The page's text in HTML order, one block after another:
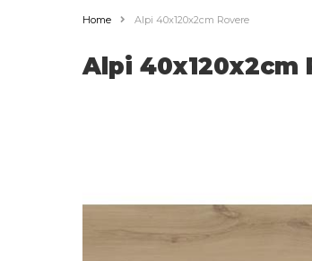
Home Alpi 40x120x2cm Rovere
Alpi 40x120x2cm